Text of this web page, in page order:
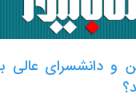
دانشسرای عالی با